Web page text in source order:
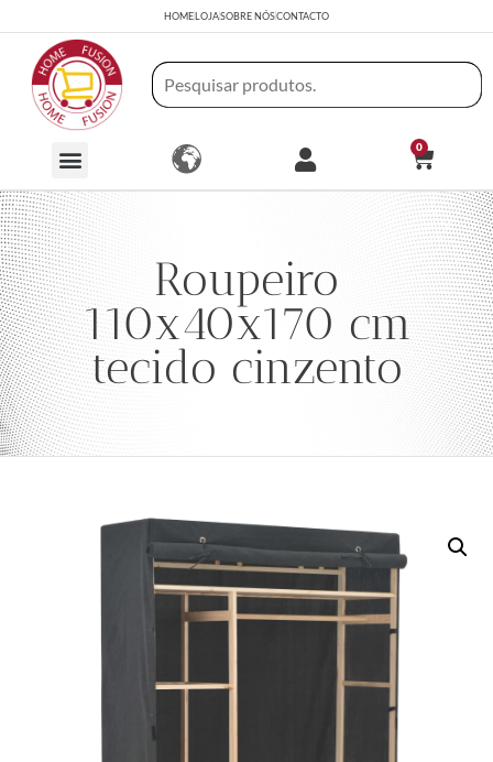
HOMELOJASOBRE NÓSCONTACTO
0
Roupeiro
110x40x170 cm
tecido cinzento